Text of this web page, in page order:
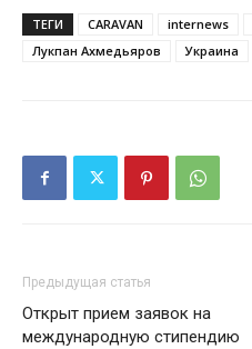
ТЕГИ CARAVAN internews
Лукпан Ахмедьяров
Украина
Предыдущая статья
Открыт прием заявок на
международную стипендию